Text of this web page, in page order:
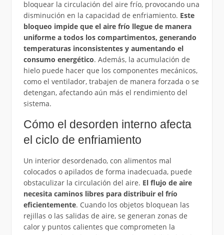
bloquear la circulación del aire frío, provocando una
disminución en la capacidad de enfriamiento. Este
bloqueo impide que el aire frío llegue de manera
uniforme a todos los compartimentos, generando
temperaturas inconsistentes y aumentando el
consumo energético. Además, la acumulación de
hielo puede hacer que los componentes mecánicos,
como el ventilador, trabajen de manera forzada o se
detengan, afectando aún más el rendimiento del
sistema.
Cómo el desorden interno afecta
el ciclo de enfriamiento
Un interior desordenado, con alimentos mal
colocados o apilados de forma inadecuada, puede
obstaculizar la circulación del aire. El flujo de aire
necesita caminos libres para distribuir el frío
eficientemente. Cuando los objetos bloquean las
rejillas o las salidas de aire, se generan zonas de
calor y puntos calientes que comprometen la